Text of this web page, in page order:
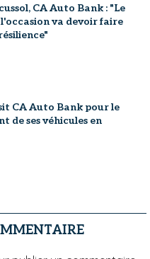
CA Auto Bank : "Le
va devoir faire
CA Auto Bank pour le
de ses véhicules en